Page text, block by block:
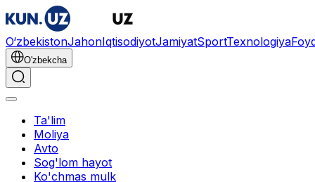
O‘zbekistonJahonIqtisodiyotJamiyatSportTexnologiya
O'zbekcha
Ta'lim
Moliya
Avto
Sog'lom hayot
Ko'chmas mulk